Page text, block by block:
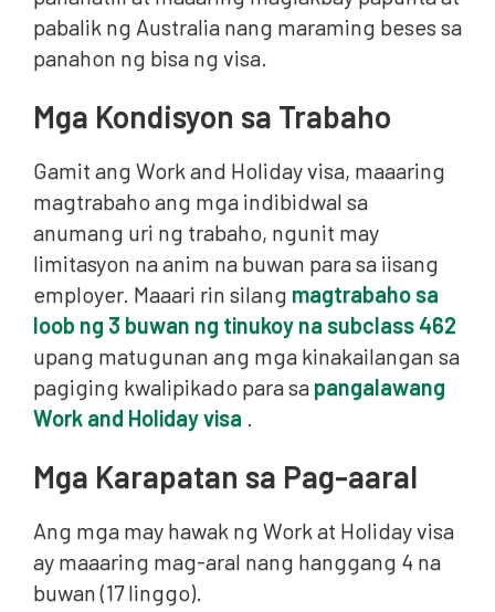
pabalik ng Australia nang maraming beses sa
panahon ng bisa ng visa.
Mga Kondisyon sa Trabaho
Gamit ang Work and Holiday visa, maaaring
magtrabaho ang mga indibidwal sa
anumang uri ng trabaho, ngunit may
limitasyon na anim na buwan para sa iisang
employer. Maaari rin silang magtrabaho sa
loob ng 3 buwan ng tinukoy na subclass 462
upang matugunan ang mga kinakailangan sa
pagiging kwalipikado para sa pangalawang
Work and Holiday visa .
Mga Karapatan sa Pag-aaral
Ang mga may hawak ng Work at Holiday visa
ay maaaring mag-aral nang hanggang 4 na
buwan (17 linggo).